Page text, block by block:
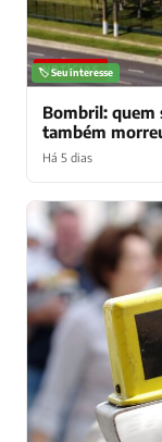
NOTÍCIAS
🏷️ Seu interesse
Bombril: quem
também
Há 5 dias